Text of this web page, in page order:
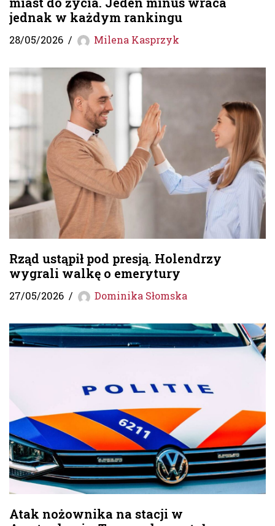
jednak w każdym rankingu
28/05/2026 Milena Kasprzyk
Rząd ustąpił pod presją. Holendrzy
wygrali walkę o emerytury
27/05/2026 Dominika Słomska
Atak nożownika na stacji w